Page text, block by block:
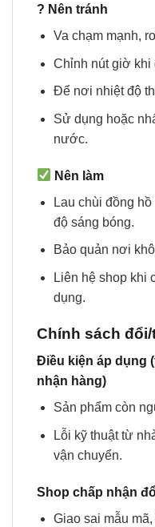
? Nên tránh
Va chạm mạnh,
Chỉnh nút giờ khi
Để nơi nhiệt độ
Sử dụng hoặc
nước.
Nên làm
Lau chùi đồng
độ sáng bóng.
Bảo quản nơi
Liên hệ shop khi
dụng.
Chính sách
Điều kiện áp dụng
nhận hàng)
Sản phẩm còn
Lỗi kỹ thuật từ
vận chuyển.
Shop chấp nhận
Giao sai mẫu